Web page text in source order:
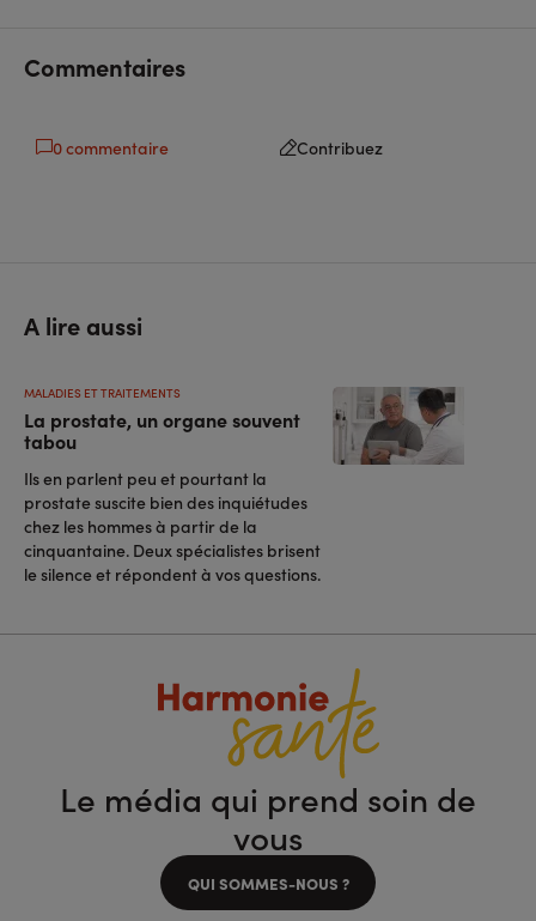
Commentaires
0 commentaire Contribuez
A lire aussi
La prostate, un organe souvent
tabou
MALADIES ET TRAITEMENTS
Ils en parlent peu et pourtant la
prostate suscite bien des inquiétudes
chez les hommes à partir de la
cinquantaine. Deux spécialistes brisent
le silence et répondent à vos questions.
Le média qui prend soin de
vous
QUI SOMMES-NOUS ?